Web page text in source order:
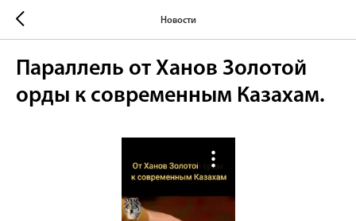
Новости
Параллель от Ханов Золотой
орды к современным Казахам.